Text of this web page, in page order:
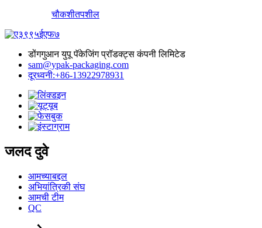
चौकशीतपशील
डोंगगुआन युपू पॅकेजिंग प्रॉडक्ट्स कंपनी लिमिटेड
sam@ypak-packaging.com
दूरध्वनी:+86-13922978931
जलद दुवे
आमच्याबद्दल
अभियांत्रिकी संघ
आमची टीम
QC